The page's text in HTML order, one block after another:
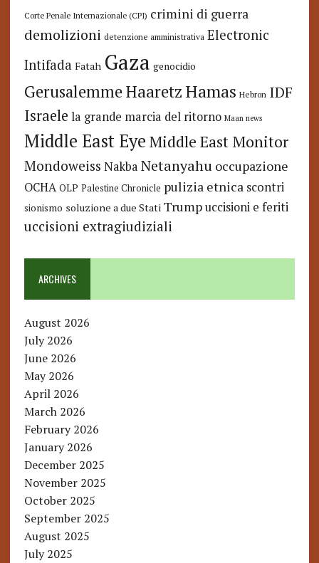
Corte Penale Internazionale (CPI) crimini di guerra
demolizioni detenzione amministrativa Electronic
Intifada Fatah Gaza genocidio
GerusalemmeHaaretzHamas Hebron IDF
Israele la grande marcia del ritorno Maan news
Middle East Eye Middle East Monitor
Mondoweiss Nakba Netanyahu occupazione
OCHA OLP Palestine Chronicle pulizia etnica scontri
sionismo soluzione a due Stati Trump uccisioni e feriti
uccisioni extragiudiziali
ARCHIVES
August 2026
July 2026
June 2026
May 2026
April 2026
March 2026
February 2026
January 2026
December 2025
November 2025
October 2025
September 2025
August 2025
July 2025